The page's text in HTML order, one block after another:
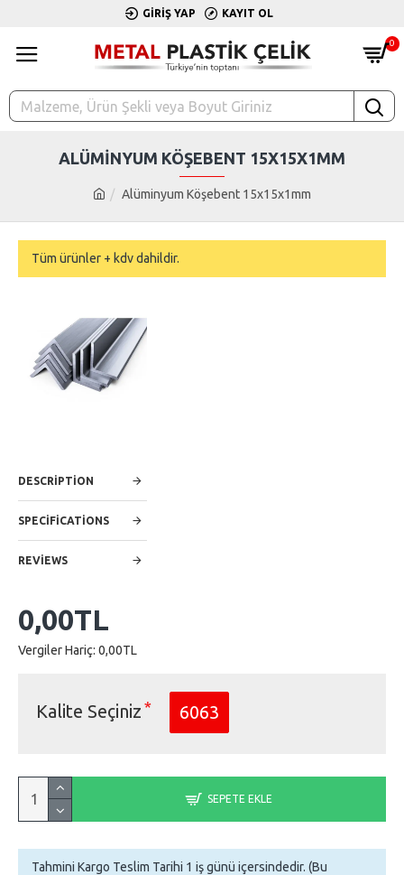
GIRIŞ YAP KAYIT OL
0
Alüminyum Köşebent 15x15x1mm
ALÜMINYUM KÖŞEBENT 15X15X1MM
Tüm ürünler + kdv dahildir.
DESCRIPTION
SPECIFICATIONS
REVIEWS
0,00TL
Vergiler Hariç: 0,00TL
SEPETE EKLE
Kalite Seçiniz 6063
Tahmini Kargo Teslim Tarihi 1 iş günü içersindedir. (Bu